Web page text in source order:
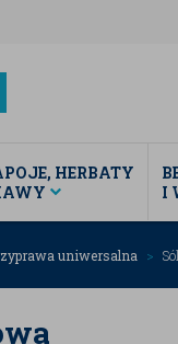
HERBATY
I
uniwersalna